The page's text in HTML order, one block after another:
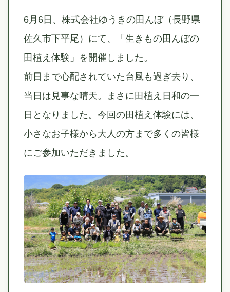
6月6日、株式会社ゆうきの田んぼ（長野県
佐久市下平尾）にて、「生きもの田んぼの
田植え体験」を開催しました。
前日まで心配されていた台風も過ぎ去り、
当日は見事な晴天。まさに田植え日和の一
日となりました。今回の田植え体験には、
小さなお子様から大人の方まで多くの皆様
にご参加いただきました。